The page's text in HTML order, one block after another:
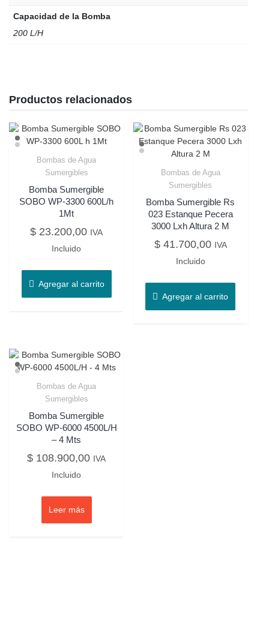
Capacidad de la Bomba
200 L/H
Productos relacionados
Bombas de Agua
Sumergibles
Bomba Sumergible
SOBO WP-3300 600L/h
1Mt
$ 23.200,00 IVA
Incluido
Agregar al carrito
Bombas de Agua
Sumergibles
Bomba Sumergible Rs
023 Estanque Pecera
3000 Lxh Altura 2 M
$41.700,00 IVA
Incluido
Agregar al carrito
Bombas de Agua
Sumergibles
Bomba Sumergible
SOBO WP-6000 4500L/H
– 4 Mts
$ 108.900,00 IVA
Incluido
Leer más